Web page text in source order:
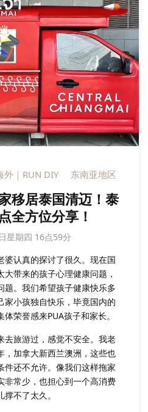
外｜RUN DIY 东南亚地区
移居泰国清迈！泰
全方位分享！
星期四 16点59分
婆认真的探讨了很久。现在国
带来的孩子心理健康问题，
题。我们希望孩子健康快乐多
家小孩独自快乐，毕竟国内的
荣誉感来PUA孩子和家长。
去旅游过，感觉不安全。我老
，加拿大新西兰澳洲，这些也
件还不允许。像我们这样拖家
非常少，也担心到一个高消费
不了太久。